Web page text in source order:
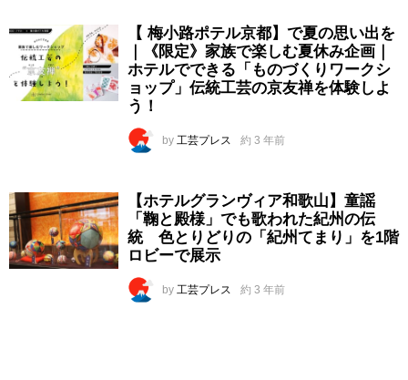
【 梅小路ポテル京都】で夏の思い出を
｜《限定》家族で楽しむ夏休み企画｜
ホテルでできる「ものづくりワークシ
ョップ」伝統工芸の京友禅を体験しよ
う！
by 工芸プレス 約 3 年前
【ホテルグランヴィア和歌山】童謡
「鞠と殿様」でも歌われた紀州の伝
統 色とりどりの「紀州てまり」を1階
ロビーで展示
by 工芸プレス 約 3 年前